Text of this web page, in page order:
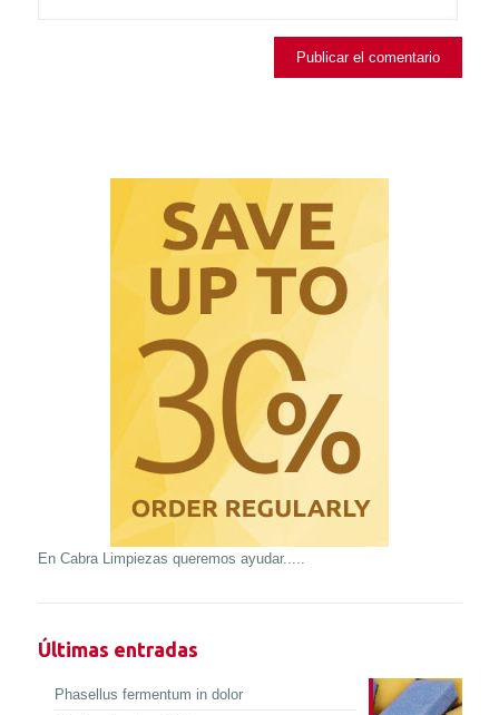
En Cabra Limpiezas queremos ayudar.....
Últimas entradas
Phasellus fermentum in dolor